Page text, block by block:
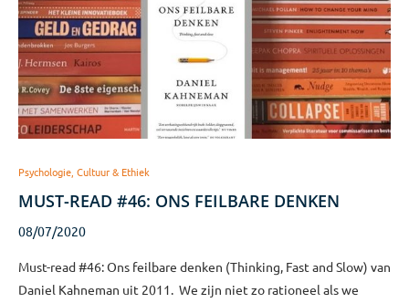
Psychologie, Cultuur & Ethiek
MUST-READ #46: ONS FEILBARE DENKEN
08/07/2020
Must-read #46: Ons feilbare denken (Thinking, Fast and Slow) van
Daniel Kahneman uit 2011. We zijn niet zo rationeel als we